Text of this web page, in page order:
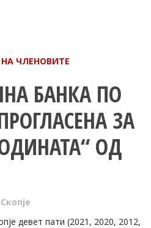
ЧЛЕНОВИТЕ
БАНКА ПО
ЗА
ОД
девет пати (2021, 2020, 2012,